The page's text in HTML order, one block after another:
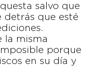
salvo que
que esté
la misma
porque
en su día y